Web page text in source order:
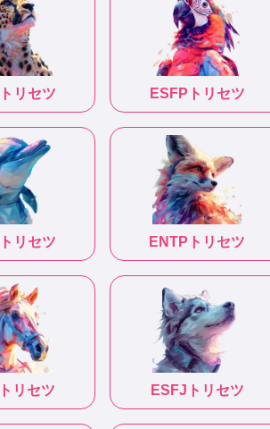
トリセツ ESFP トリセツ
トリセツ ENTP トリセツ
トリセツ ESFJ トリセツ